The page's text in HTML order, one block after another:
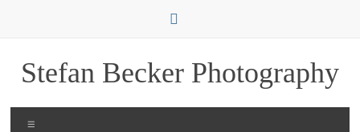
Stefan Becker Photography